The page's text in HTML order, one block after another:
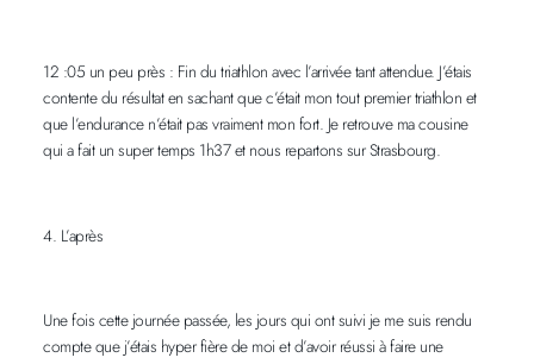
12 :05 un peu près : Fin du triathlon avec l’arrivée tant attendue. J’étais
contente du résultat en sachant que c’était mon tout premier triathlon et
que l’endurance n’était pas vraiment mon fort. Je retrouve ma cousine
qui a fait un super temps 1h37 et nous repartons sur Strasbourg.
4. L’après
Une fois cette journée passée, les jours qui ont suivi je me suis rendu
compte que j’étais hyper fière de moi et d’avoir réussi à faire une